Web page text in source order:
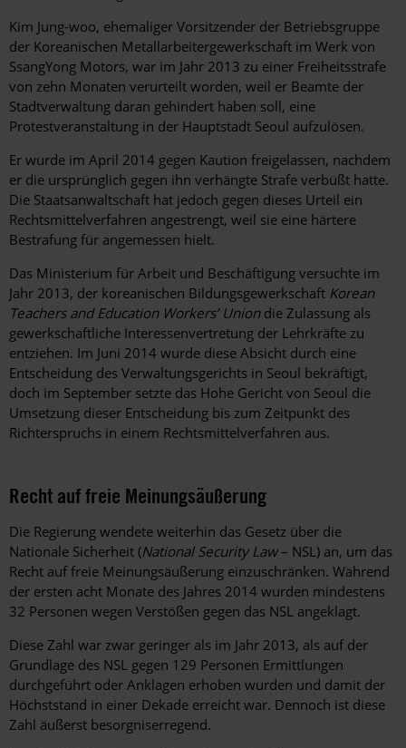
Kim Jung-woo, ehemaliger Vorsitzender der Betriebsgruppe
der Koreanischen Metallarbeitergewerkschaft im Werk von
SsangYong Motors, war im Jahr 2013 zu einer Freiheitsstrafe
von zehn Monaten verurteilt worden, weil er Beamte der
Stadtverwaltung daran gehindert haben soll, eine
Protestveranstaltung in der Hauptstadt Seoul aufzulösen.
Er wurde im April 2014 gegen Kaution freigelassen, nachdem
er die ursprünglich gegen ihn verhängte Strafe verbüßt hatte.
Die Staatsanwaltschaft hat jedoch gegen dieses Urteil ein
Rechtsmittelverfahren angestrengt, weil sie eine härtere
Bestrafung für angemessen hielt.
Das Ministerium für Arbeit und Beschäftigung versuchte im
Jahr 2013, der koreanischen Bildungsgewerkschaft Korean
Teachers and Education Workers’ Uniondie Zulassung als
gewerkschaftliche Interessenvertretung der Lehrkräfte zu
entziehen. Im Juni 2014 wurde diese Absicht durch eine
Entscheidung des Verwaltungsgerichts in Seoul bekräftigt,
doch im September setzte das Hohe Gericht von Seoul die
Umsetzung dieser Entscheidung bis zum Zeitpunkt des
Richterspruchs in einem Rechtsmittelverfahren aus.
Recht auf freie Meinungsäußerung
Die Regierung wendete weiterhin das Gesetz über die
Nationale Sicherheit (National Security Law– NSL) an, um das
Recht auf freie Meinungsäußerung einzuschränken. Während
der ersten acht Monate des Jahres 2014 wurden mindestens
32 Personen wegen Verstößen gegen das NSL angeklagt.
Diese Zahl war zwar geringer als im Jahr 2013, als auf der
Grundlage des NSL gegen 129 Personen Ermittlungen
durchgeführt oder Anklagen erhoben wurden und damit der
Höchststand in einer Dekade erreicht war. Dennoch ist diese
Zahl äußerst besorgniserregend.